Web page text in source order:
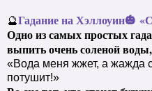
🔮Гадание на Хэллоуин🎃
Одно из самых простых
выпить очень соленой
«Вода меня жжет, а жажда
потушит!»